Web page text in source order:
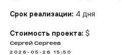
Срок реализации: 4 дня
Стоимость проекта: $
Сергей Сергеев
2026-05-26 15:50
Кабельные сети (СКС)
Отповолоконные сети
Строим фундамент